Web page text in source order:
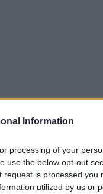
Information
processing of your
use the below opt-out
is processed you
utilized by us or